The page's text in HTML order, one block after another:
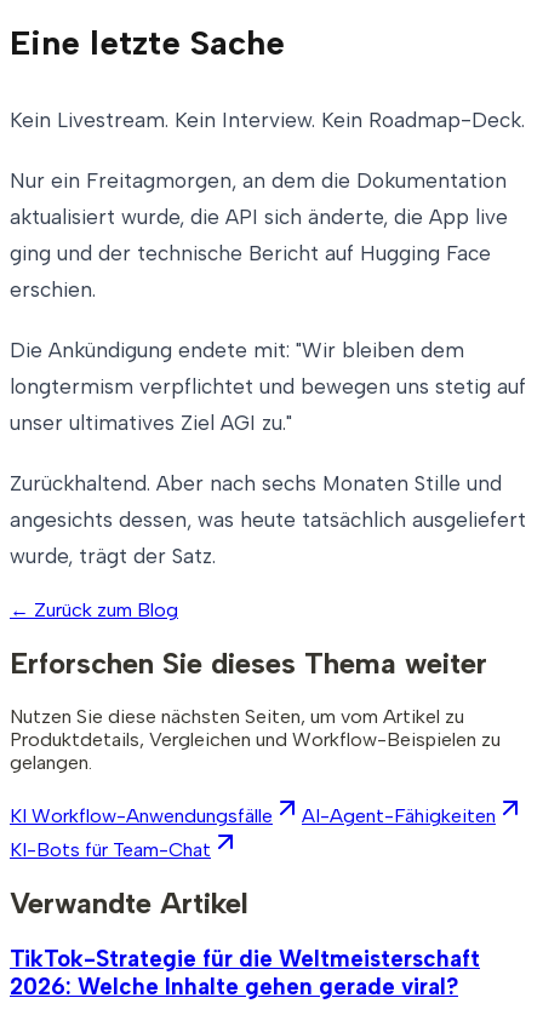
Eine letzte Sache
Kein Livestream. Kein Interview. Kein Roadmap-Deck.
Nur ein Freitagmorgen, an dem die Dokumentation
aktualisiert wurde, die API sich änderte, die App live
ging und der technische Bericht auf Hugging Face
erschien.
Die Ankündigung endete mit: "Wir bleiben dem
longtermism verpflichtet und bewegen uns stetig auf
unser ultimatives Ziel AGI zu."
Zurückhaltend. Aber nach sechs Monaten Stille und
angesichts dessen, was heute tatsächlich ausgeliefert
wurde, trägt der Satz.
← Zurück zum Blog
Erforschen Sie dieses Thema weiter
Nutzen Sie diese nächsten Seiten, um vom Artikel zu
Produktdetails, Vergleichen und Workflow-Beispielen zu
gelangen.
KI Workflow-Anwendungsfälle
AI-Agent-Fähigkeiten
KI-Bots für Team-Chat
Verwandte Artikel
TikTok-Strategie für die Weltmeisterschaft
2026: Welche Inhalte gehen gerade viral?